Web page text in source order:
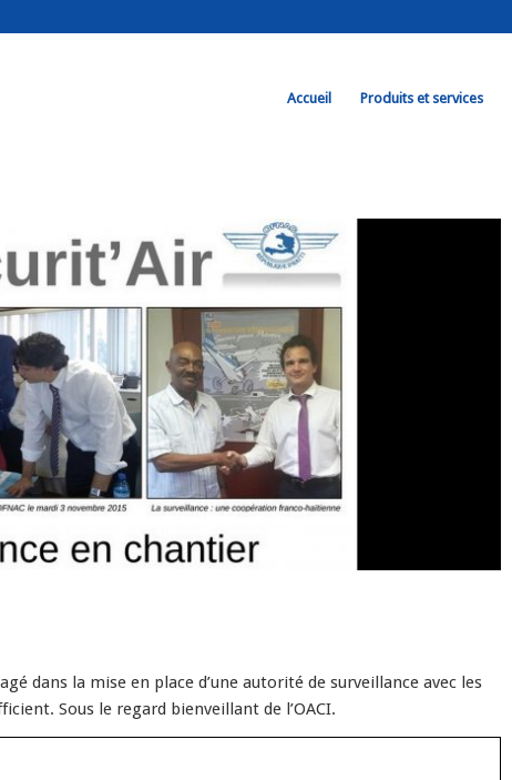
Accueil Produits et services
dans la mise en place d’une autorité de surveillance avec les
Sous le regard bienveillant de l’OACI.